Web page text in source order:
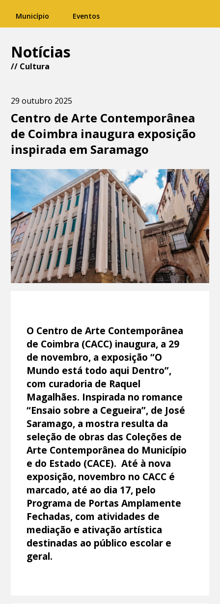
Município Eventos
Notícias
// Cultura
29 outubro 2025
Centro de Arte Contemporânea
de Coimbra inaugura exposição
inspirada em Saramago
O Centro de Arte Contemporânea
de Coimbra (CACC) inaugura, a 29
de novembro, a exposição “O
Mundo está todo aqui Dentro”,
com curadoria de Raquel
Magalhães. Inspirada no romance
“Ensaio sobre a Cegueira”, de José
Saramago, a mostra resulta da
seleção de obras das Coleções de
Arte Contemporânea do Município
e do Estado (CACE). Até à nova
exposição, novembro no CACC é
marcado, até ao dia 17, pelo
Programa de Portas Amplamente
Fechadas, com atividades de
mediação e ativação artística
destinadas ao público escolar e
geral.